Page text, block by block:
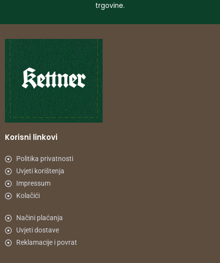
trgovine.
Korisni linkovi
Politika privatnosti
Uvjeti korištenja
Impressum
Kolačići
Načini plaćanja
Uvjeti dostave
Reklamacije i povrat